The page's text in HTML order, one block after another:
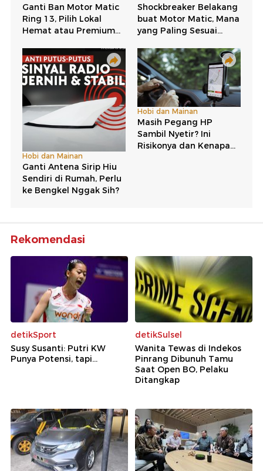
Rekomendasi
detikSport
Susy Susanti: Putri KW
Punya Potensi, tapi...
detikSulsel
Wanita Tewas di Indekos
Pinrang Dibunuh Tamu
Saat Open BO, Pelaku
Ditangkap